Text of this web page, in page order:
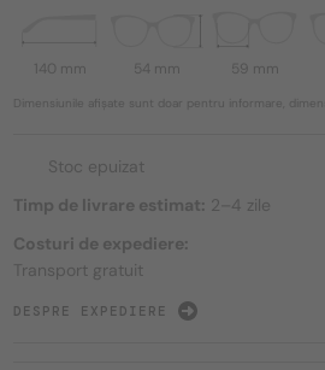
140 mm 54 mm 59 mm
Dimensiunile afișate sunt doar pentru informare,
Stoc epuizat
Timp de livrare estimat: 2–4 zile
Costuri de expediere:
Transport gratuit
DESPRE EXPEDIERE